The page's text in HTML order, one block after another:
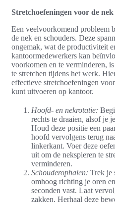
Stretchoefeningen voor de nek
Een veelvoorkomend probleem
de nek en schouders. Deze
ongemak, wat de productiviteit
kantoormedewerkers kan
voorkomen en te verminderen,
te stretchen tijdens het werk.
effectieve stretchoefeningen
kunt uitvoeren op kantoor.
Hoofd- en nekrotatie:
rechts te draaien, alsof je
Houd deze positie een
hoofd vervolgens terug
linkerkant. Voer deze
uit om de nekspieren te
verminderen.
Schouderophalen: Trek je
omhoog richting je oren
seconden vast. Laat
zakken. Herhaal deze